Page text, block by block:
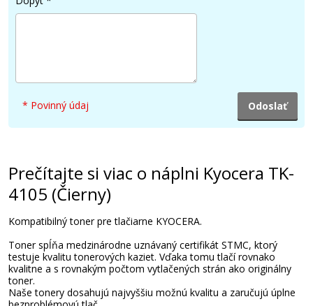
* Povinný údaj
Prečítajte si viac o náplni Kyocera TK-
4105 (Čierny)
Kompatibilný toner pre tlačiarne KYOCERA.
Toner spĺňa medzinárodne uznávaný certifikát STMC, ktorý
testuje kvalitu tonerových kaziet. Vďaka tomu tlačí rovnako
kvalitne a s rovnakým počtom vytlačených strán ako originálny
toner.
Naše tonery dosahujú najvyššiu možnú kvalitu a zaručujú úplne